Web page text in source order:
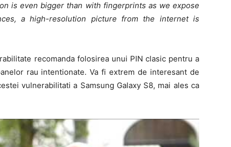
is even bigger than with fingerprints as we expose
a high-resolution picture from the internet is
recomanda folosirea unui PIN clasic pentru a
rau intentionate. Va fi extrem de interesant de
vulnerabilitati a Samsung Galaxy S8, mai ales ca